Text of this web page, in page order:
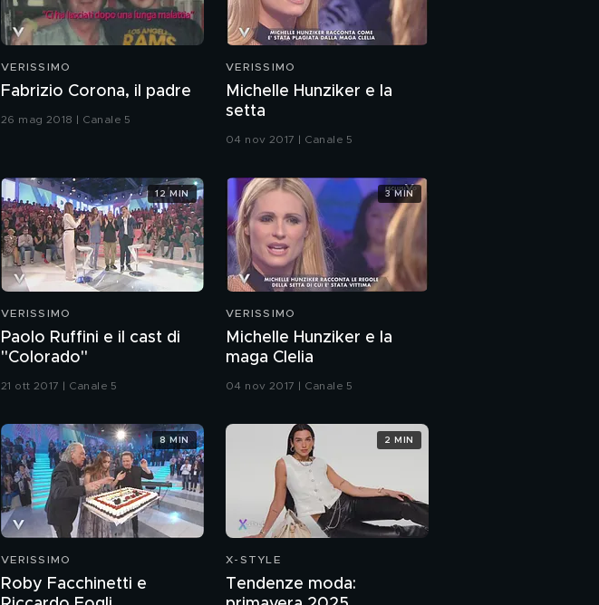
VERISSIMO
Fabrizio Corona, il padre
26 mag 2018 | Canale 5
VERISSIMO
Michelle Hunziker e la
setta
04 nov 2017 | Canale 5
VERISSIMO
Paolo Ruffini e il cast di
"Colorado"
21 ott 2017 | Canale 5
12 MIN
VERISSIMO
Michelle Hunziker e la
maga Clelia
04 nov 2017 | Canale 5
3 MIN
VERISSIMO
Roby Facchinetti e
8 MIN
X-STYLE
Tendenze moda:
2 MIN